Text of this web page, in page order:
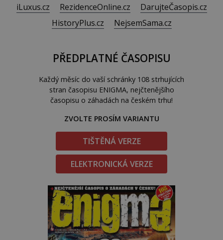
iLuxus.cz
RezidenceOnline.cz
DarujteČasopis.cz
HistoryPlus.cz
NejsemSama.cz
PŘEDPLATNÉ ČASOPISU
Každý měsíc do vaší schránky 108 strhujících
stran časopisu ENIGMA, nejčtenějšího
časopisu o záhadách na českém trhu!
ZVOLTE PROSÍM VARIANTU
TIŠTĚNÁ VERZE
ELEKTRONICKÁ VERZE